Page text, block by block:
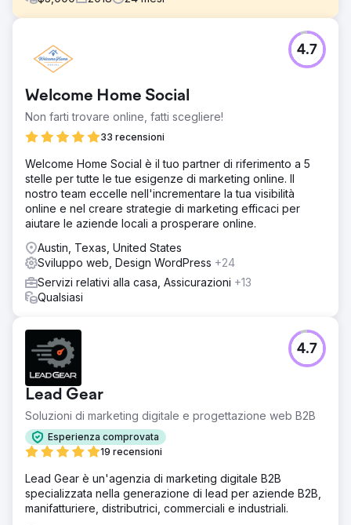
Grime Time si è rivolto a noi con un nome di dominio
problematico che era stato utilizzato per un'impresa di
errati. Il mercato del noleggio di cassonetti ad Austin è
molto competitivo con la maggior parte delle aziende che
costruiscono collegamenti in modo aggressivo.
Ho controllato il sito e migliorato i tempi di caricamento,
l'architettura del sito, i contenuti, gli elementi di
conversione e l'esperienza mobile. Abbiamo quindi
eseguito una campagna di sensibilizzazione per acquisire
collegamenti iper-rilevanti su pubblicazioni di bricolage,
immobiliare e fai-da-te.
Risultato
Grime Time ha aumentato significativamente le sue mappe
e le classifiche organiche ad Austin e nei mercati
cassonetti commerciali e residenziali.
Welcome Home Social
Non farti trovare online, fatti scegliere!
33 recensioni
4.7
Welcome Home Social è il tuo partner di riferimento a 5
stelle per tutte le tue esigenze di marketing online. Il
nostro team eccelle nell'incrementare la tua visibilità
online e nel creare strategie di marketing efficaci per
aiutare le aziende locali a prosperare online.
Austin, Texas, United States
Sviluppo web, Design WordPress +24
Servizi relativi alla casa, Assicurazioni +13
Qualsiasi
Lead Gear
Soluzioni di marketing digitale e progettazione web B2B
Esperienza comprovata
19 recensioni
4.7
Lead Gear è un'agenzia di marketing digitale B2B
specializzata nella generazione di lead per aziende B2B,
manifatturiere, distributrici, commerciali e industriali.